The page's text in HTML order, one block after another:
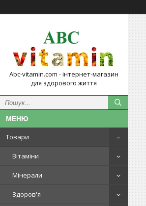
Abc-vitamin.com - інтернет-магазин
для здорового життя
Товари
Вітаміни
Мінерали
Здоров'я